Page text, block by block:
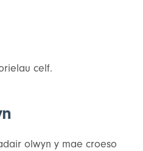
celf.
olwyn y mae croeso